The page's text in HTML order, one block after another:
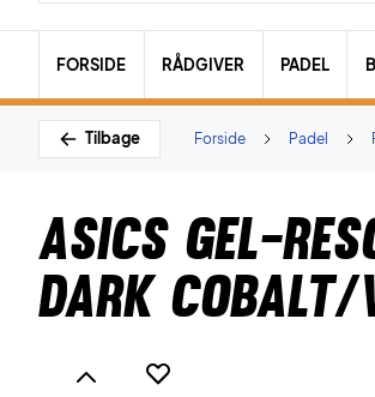
FORSIDE RÅDGIVER PADEL
Tilbage Padel
Forside
Asics Gel-
Dark